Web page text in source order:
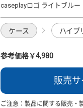
caseplayロゴ ライトブルー
ケース ハイブ
参考価格￥4,980
販売
ご注意：製品に関する販売・